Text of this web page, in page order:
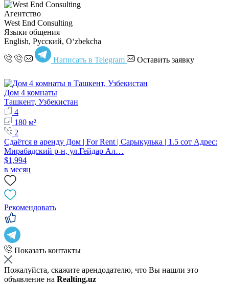
Агентство
West End Consulting
Языки общения
English, Русский, Oʻzbekcha
Написать в Telegram Оставить заявку
Дом 4 комнаты
Ташкент, Узбекистан
4
180 м²
2
Сдаётся в аренду Дом | For Rent | Сарыкулька | 1.5 сот Адрес:
Мирабадский р-н, ул.Гейдар Ал…
$1,994
в месяц
Рекомендовать
Показать контакты
Пожалуйста, скажите арендодателю, что Вы нашли это
объявление на Realting.uz